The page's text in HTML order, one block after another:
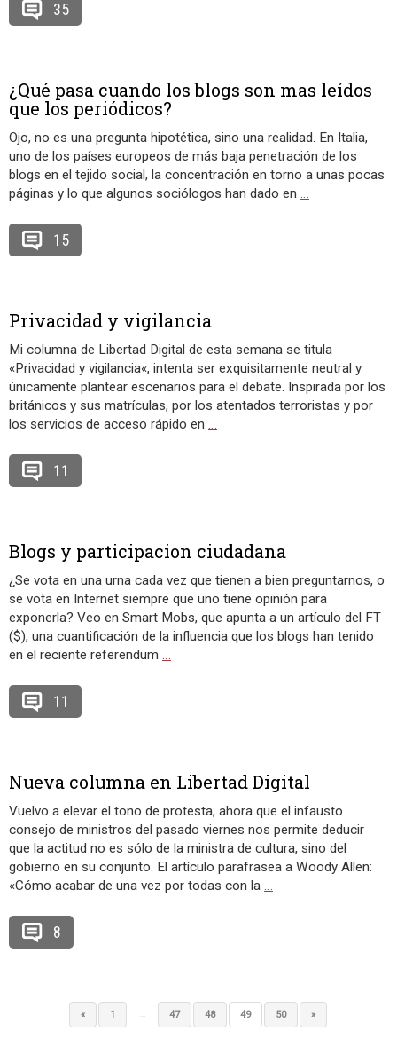
35
¿Qué pasa cuando los blogs son mas leídos
que los periódicos?
Ojo, no es una pregunta hipotética, sino una realidad. En Italia,
uno de los países europeos de más baja penetración de los
blogs en el tejido social, la concentración en torno a unas pocas
páginas y lo que algunos sociólogos han dado en …
15
Privacidad y vigilancia
Mi columna de Libertad Digital de esta semana se titula
«Privacidad y vigilancia«, intenta ser exquisitamente neutral y
únicamente plantear escenarios para el debate. Inspirada por los
británicos y sus matrículas, por los atentados terroristas y por
los servicios de acceso rápido en …
11
Blogs y participacion ciudadana
¿Se vota en una urna cada vez que tienen a bien preguntarnos, o
se vota en Internet siempre que uno tiene opinión para
exponerla? Veo en Smart Mobs, que apunta a un artículo del FT
($), una cuantificación de la influencia que los blogs han tenido
en el reciente referendum …
11
Nueva columna en Libertad Digital
Vuelvo a elevar el tono de protesta, ahora que el infausto
consejo de ministros del pasado viernes nos permite deducir
que la actitud no es sólo de la ministra de cultura, sino del
gobierno en su conjunto. El artículo parafrasea a Woody Allen:
«Cómo acabar de una vez por todas con la …
8
« 1 … 47 48 49 50 »